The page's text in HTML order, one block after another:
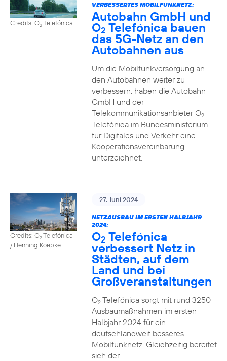
Credits: O2Telefónica
VERBESSERTES MOBILFUNKNETZ:
Autobahn GmbH und
O2 Telefónica bauen
das 5G-Netz an den
Autobahnen aus
Um die Mobilfunkversorgung an
den Autobahnen weiter zu
verbessern, haben die Autobahn
GmbH und der
Telekommunikationsanbieter O2
Telefónica im Bundesministerium
für Digitales und Verkehr eine
Kooperationsvereinbarung
unterzeichnet.
Credits: O2Telefónica
/ Henning Koepke
27. Juni 2024
NETZAUSBAU IM ERSTEN HALBJAHR
2024:
O2 Telefónica
verbessert Netz in
Städten, auf dem
Land und bei
Großveranstaltungen
O2Telefónica sorgt mit rund 3250
Ausbaumaßnahmen im ersten
Halbjahr 2024 für ein
deutschlandweit besseres
Mobilfunknetz. Gleichzeitig bereitet
sich der